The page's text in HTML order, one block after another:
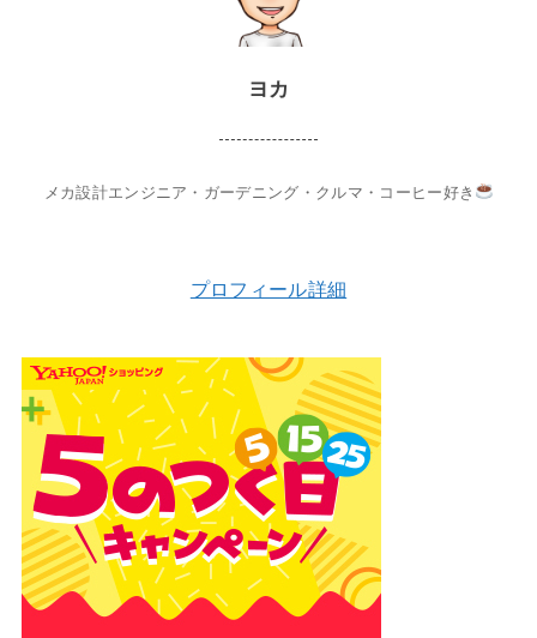
ヨカ
メカ設計エンジニア・ガーデニング・クルマ・コーヒー好き
プロフィール詳細